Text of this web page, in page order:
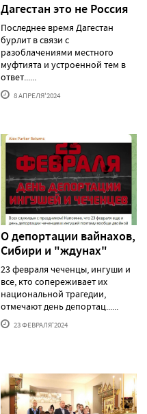
Дагестан это не Россия
Последнее время Дагестан
бурлит в связи с
разоблачениями местного
муфтията и устроенной тем в
ответ......
8 АПРЕЛЯ'2024
О депортации вайнахов,
Сибири и "ждунах"
23 февраля чеченцы, ингуши и
все, кто сопереживает их
национальной трагедии,
отмечают день депортац......
23 ФЕВРАЛЯ'2024